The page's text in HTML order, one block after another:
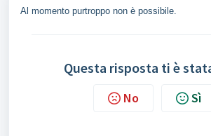
Al momento purtroppo non è possibile.
Questa risposta ti è
No Sì